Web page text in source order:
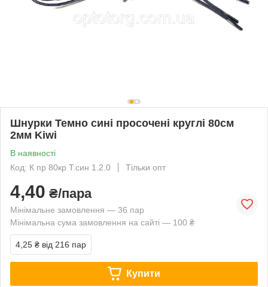
Шнурки Темно сині просочені круглі 80см
2мм Kiwi
В наявності
Код: К пр 80кр Т.син 1.2.0
Тільки опт
4,40 ₴/пара
Мінімальне замовлення — 36 пар
Мінімальна сума замовлення на сайті — 100 ₴
4,25 ₴ від 216 пар
Купити